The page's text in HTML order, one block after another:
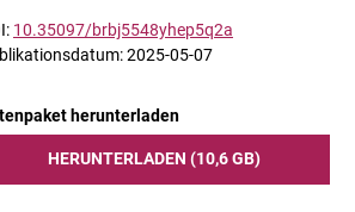
10.35097/brbj5548yhep5q2a
2025-05-07
herunterladen
HERUNTERLADEN (10,6 GB)